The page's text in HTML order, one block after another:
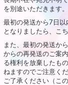
を別途いただきます。
最初の発送から7日以
となりましたら、こ
また、最初の発送か
からの再発送のご案
る権利を放棄したも
ねますのでご注意く
ご了承ください（こ